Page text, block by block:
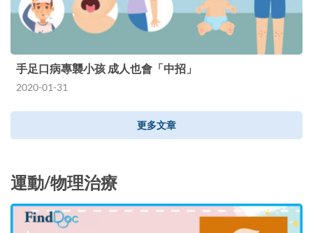
手足口病專襲小孩 成人也會「中招」
2020-01-31
更多文章
運動/物理治療